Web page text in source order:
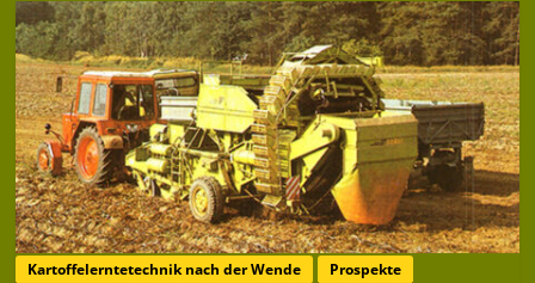
Kartoffelerntetechnik nach der Wende Prospekte